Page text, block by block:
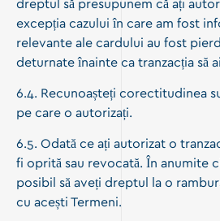
dreptul să presupunem că ați
excepția cazului în care am fost
relevante ale cardului au fost
deturnate înainte ca tranzacția să
6.4. Recunoașteți corectitudinea
pe care o autorizați.
6.5. Odată ce ați autorizat o
fi oprită sau revocată. În anumite
posibil să aveți dreptul la o
cu acești Termeni.